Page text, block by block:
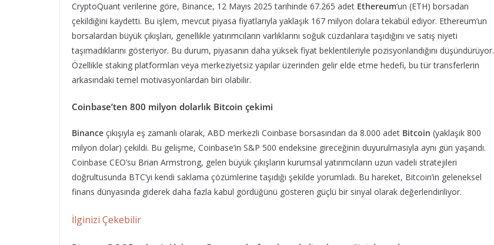
CryptoQuant verilerine göre, Binance, 12 Mayıs 2025 tarihinde 67.265 adet Ethereum’un (ETH) borsadan
çekildiğini kaydetti. Bu işlem, mevcut piyasa fiyatlarıyla yaklaşık 167 milyon dolara tekabül ediyor. Ethereum’un
borsalardan büyük çıkışları, genellikle yatırımcıların varlıklarını soğuk cüzdanlara taşıdığını ve satış niyeti
taşımadıklarını gösteriyor. Bu durum, piyasanın daha yüksek fiyat beklentileriyle pozisyonlandığını düşündürüyor.
Özellikle staking platformları veya merkeziyetsiz yapılar üzerinden gelir elde etme hedefi, bu tür transferlerin
arkasındaki temel motivasyonlardan biri olabilir.
Coinbase’ten 800 milyon dolarlık Bitcoin çekimi
Binance çıkışıyla eş zamanlı olarak, ABD merkezli Coinbase borsasından da 8.000 adet Bitcoin (yaklaşık 800
milyon dolar) çekildi. Bu gelişme, Coinbase’in S&P 500 endeksine gireceğinin duyurulmasıyla aynı gün yaşandı.
Coinbase CEO’su Brian Armstrong, gelen büyük çıkışların kurumsal yatırımcıların uzun vadeli stratejileri
doğrultusunda BTC’yi kendi saklama çözümlerine taşıdığı şekilde yorumladı. Bu hareket, Bitcoin’in geleneksel
finans dünyasında giderek daha fazla kabul gördüğünü gösteren güçlü bir sinyal olarak değerlendiriliyor.
İlginizi Çekebilir